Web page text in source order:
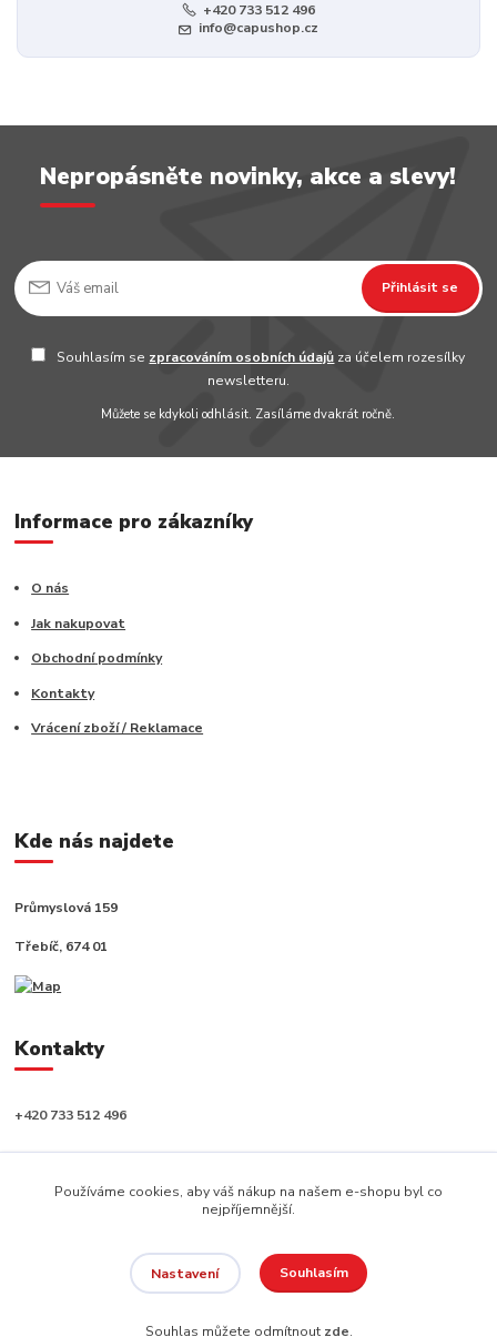
+420 733 512 496
info@capushop.cz
Nepropásněte novinky, akce a slevy!
Přihlásit se
Souhlasím se zpracováním osobních údajů za účelem rozesílky
newsletteru.
Můžete se kdykoli odhlásit. Zasíláme dvakrát ročně.
Informace pro zákazníky
O nás
Jak nakupovat
Obchodní podmínky
Kontakty
Vrácení zboží / Reklamace
Kde nás najdete
Průmyslová 159
Třebíč, 674 01
Kontakty
+420 733 512 496
info@capushop.cz
Používáme cookies, aby váš nákup na našem e-shopu byl co
nejpříjemnější.
Nastavení Souhlasím
Souhlas můžete odmítnout zde.